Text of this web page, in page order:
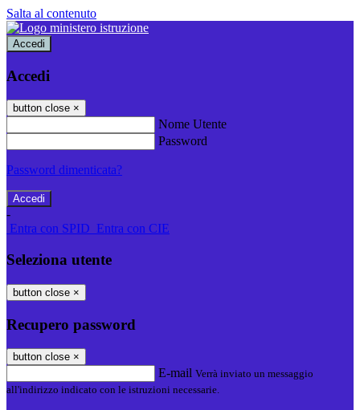
Salta al contenuto
Accedi
Accedi
button close ×
Nome Utente
Password
Password dimenticata?
-
Entra con SPID Entra con CIE
Seleziona utente
button close ×
Recupero password
button close ×
E-mail Verrà inviato un messaggio
all'indirizzo indicato con le istruzioni necessarie.